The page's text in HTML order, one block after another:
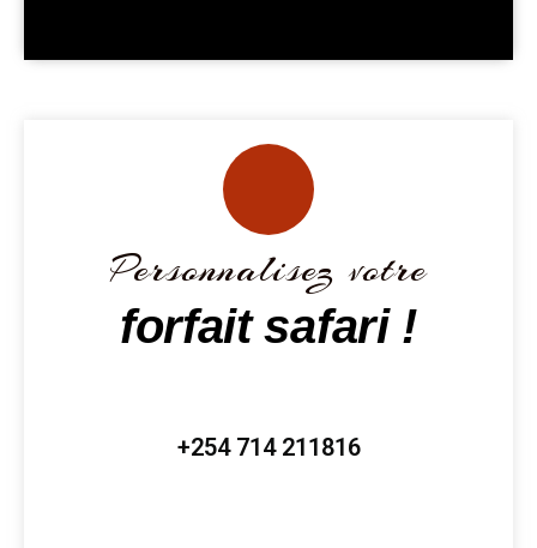
Personnalisez votre
forfait safari !
+254 714 211816